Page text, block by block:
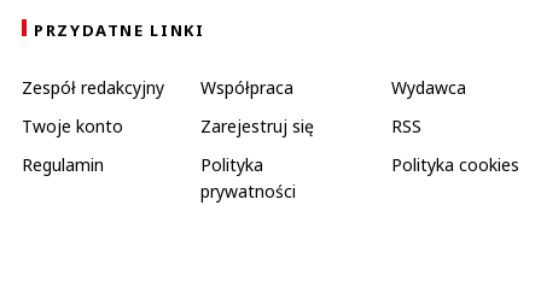
PRZYDATNE LINKI
Zespół redakcyjny Współpraca
Wydawca
Twoje konto
Zarejestruj się
RSS
Regulamin
Polityka
prywatności
Polityka cookies